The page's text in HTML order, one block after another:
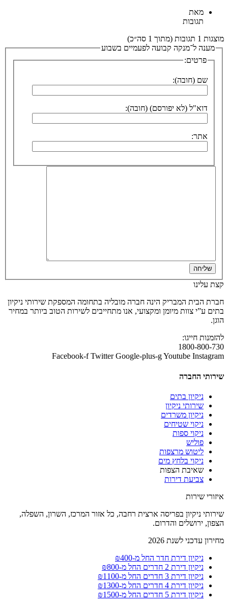
מאת
תגובות
מוצגות 1 תגובות (מתוך 1 סה״כ)
מענה ל־מנקה קבועה לפעמיים בשבוע
פרטים:
שם (חובה):
דוא"ל (לא יפורסם) (חובה):
אתר:
שליחה
קצת עלינו
חברת הבית המבריק הינה חברה מובליה בתחומה המספקת שירותי ניקיון
בתים ע”י צוות מיומן ומקצועי, אנו מתחייבים לשירות הטוב ביותר במחיר
הוגן.
להזמנות חייגו:
1800-800-730
Facebook-f Twitter Google-plus-gYoutube Instagram
שירותי החברה
ניקיון בתים
שירותי ניקיון
ניקיון משרדים
ניקוי שטיחים
ניקוי ספות
פוליש
ליטוש מרצפות
ניקוי בלחץ מים
שאיבת הצפות
צביעת דירות
איזורי שירות
שירותי ניקיון בפריסה ארצית רחבה, כל אזור המרכז, השרון, השפלה,
הצפון, ירושלים והדרום.
מחירון עדכני לשנת 2026
ניקיון דירת חדר החל מ-₪400
ניקיון דירת 2 חדרים החל מ-₪800
ניקיון דירת 3 חדרים החל מ-₪1100
ניקיון דירת 4 חדרים החל מ-₪1300
ניקיון דירת 5 חדרים החל מ-₪1500